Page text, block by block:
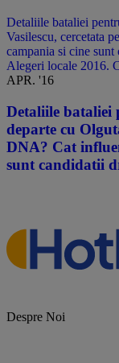
Detaliile bataliei
Vasilescu, cercetata
campania si cine
Alegeri locale 2016.
APR. '16
Detaliile bataliei
departe cu
DNA? Cat
sunt candidatii
Despre Noi